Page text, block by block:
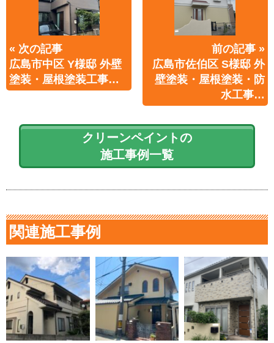
« 次の記事
広島市中区 Y様邸 外壁
塗装・屋根塗装工事…
前の記事 »
広島市佐伯区 S様邸 外
壁塗装・屋根塗装・防
水工事…
クリーンペイントの
施工事例一覧
関連施工事例